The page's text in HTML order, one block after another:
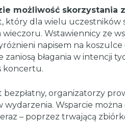
możliwość skorzystania
który dla wielu uczestników
Wstawiennicy ze
napisem na koszulce
zaniosą błagania w intencji
koncertu.
bezpłatny, organizatorzy
Wsparcie
– poprzez trwającą